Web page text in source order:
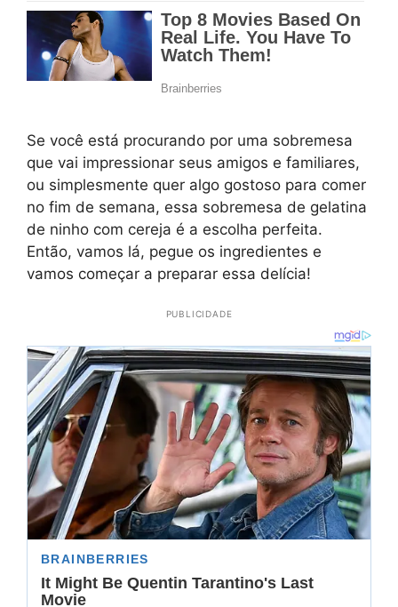
Se você está procurando por uma sobremesa
que vai impressionar seus amigos e familiares,
ou simplesmente quer algo gostoso para comer
no fim de semana, essa sobremesa de gelatina
de ninho com cereja é a escolha perfeita.
Então, vamos lá, pegue os ingredientes e
vamos começar a preparar essa delícia!
PUBLICIDADE